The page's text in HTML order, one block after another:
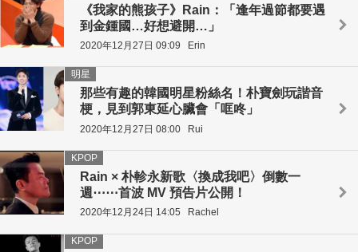
《我家的熊孩子》Rain：「逢年過節都要遇
到金鍾國…好想避開…」
2020年12月27日 09:09 Erin
那些有趣的韓國明星粉絲名！朴寶劍玩諧音
梗，見到郭東延心臟會「哐咚」
明星
2020年12月27日 08:00 Rui
Rain × 朴軫永新歌〈換成我吧〉倒數一
週⋯⋯首波 MV 預告片公開！
KPOP
2020年12月24日 14:05 Rachel
KPOP